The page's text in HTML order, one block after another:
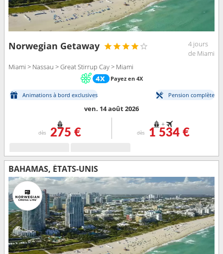
Norwegian Getaway
4 jours
de Miami
Miami > Nassau > Great Stirrup Cay > Miami
Payez en 4X
Animations à bord exclusives Pension complète
ven. 14 août 2026
dès 275 €
+
dès 1 534 €
BAHAMAS, ÉTATS-UNIS